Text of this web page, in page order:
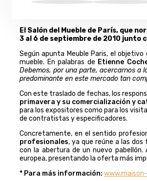
El Salón del Mueble de París, que
3 al 6 de septiembre de 2010 junto
Según apunta Meuble Paris, e l
mueble. En palabras de Etienne
Debemos, por una parte, acercarnos a
predominante en este mercado tan
Con este traslado de fechas, los
primavera y su comercialización y
para los expositores como para los
de contratistas y especificadores.
Concretamente, en el sentido
profesionales, ya que reúne a las
con la abertura de un nuevo pabellón.
europea, presentando la oferta más
* Para más información: